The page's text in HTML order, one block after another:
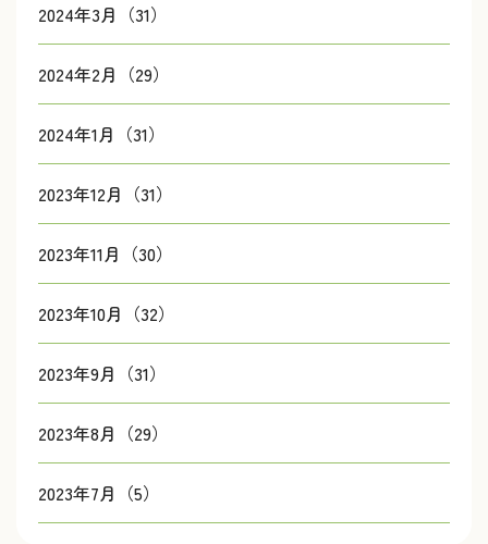
2024年3月（31）
2024年2月（29）
2024年1月（31）
2023年12月（31）
2023年11月（30）
2023年10月（32）
2023年9月（31）
2023年8月（29）
2023年7月（5）